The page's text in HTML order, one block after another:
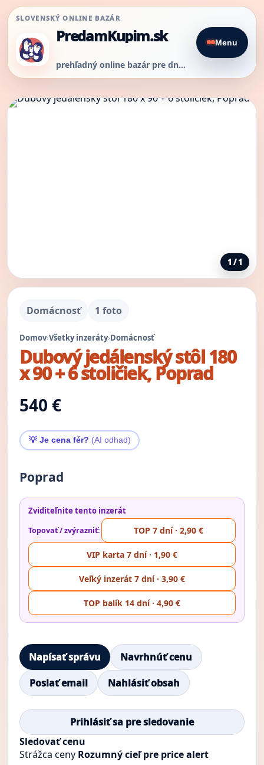
SLOVENSKÝ ONLINE BAZÁR
PredamKupim.sk
prehľadný online bazár pre dnešný predaj
Menu
1 / 1
Domácnosť 1 foto
Domov›Všetky inzeráty›Domácnosť
Dubový jedálenský stôl 180
x 90 + 6 stoličiek, Poprad
540 €
💡 Je cena fér? (AI odhad)
Poprad
Zviditeľnite tento inzerát
Topovať / zvýrazniť: TOP 7 dní · 2,90 €
VIP karta 7 dní · 1,90 €
Veľký inzerát 7 dní · 3,90 €
TOP balík 14 dní · 4,90 €
Napísať správu
Navrhnúť cenu
Poslať email
Nahlásiť obsah
Prihlásiť sa pre sledovanie
Sledovať cenu
Strážca ceny Rozumný cieľ pre price alert